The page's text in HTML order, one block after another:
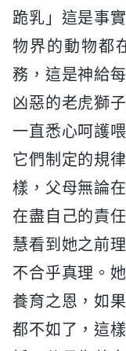
跪乳」這是事
物界的動物都
務，這是神給
凶惡的老虎獅
一直悉心呵護
它們制定的規
樣，父母無論
在盡自己的責
慧看到她之前
不合乎真理。
養育之恩，如
都不如了，這